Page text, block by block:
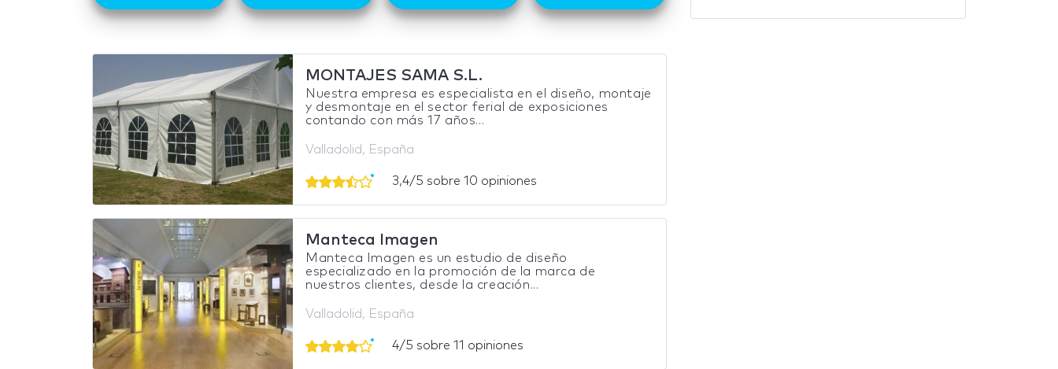
MONTAJES SAMA S.L.
Nuestra empresa es especialista en el diseño, montaje
y desmontaje en el sector ferial de exposiciones
contando con más 17 años...
Valladolid, España
3,4/5 sobre 10 opiniones
Manteca Imagen
Manteca Imagen es un estudio de diseño
especializado en la promoción de la marca de
nuestros clientes, desde la creación...
Valladolid, España
4/5 sobre 11 opiniones